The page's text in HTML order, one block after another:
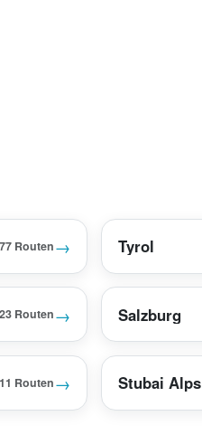
Routen→ Tyrol
Routen→ Salzburg
11 Routen→ Stubai Alps